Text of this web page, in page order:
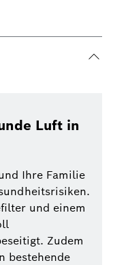
Luft in
Ihre Familie
und einem
Zudem
bestehende